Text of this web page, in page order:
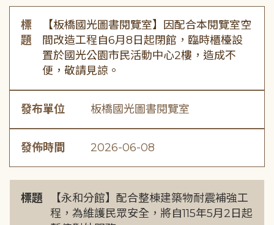
標
題
【板橋國光圖書閱覽室】因配合本閱覽室空
間改造工程自6月8日起閉館，臨時櫃檯設
置於國光公園市民活動中心2樓，造成不
便，敬請見諒。
發布單位 板橋國光圖書閱覽室
發佈時間 2026-06-08
標題
【永和分館】配合整棟建築物耐震補強工
程，為維護民眾安全，將自115年5月2日起